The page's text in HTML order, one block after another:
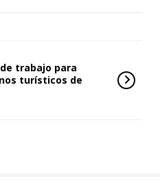
trabajo para
turísticos de